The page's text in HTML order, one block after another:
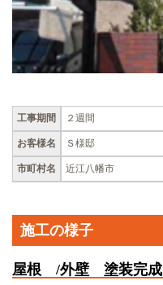
工事期間 ２週間
お客様名 Ｓ様邸
市町村名 近江八幡市
施工の様子
屋根 /外壁 塗装完成